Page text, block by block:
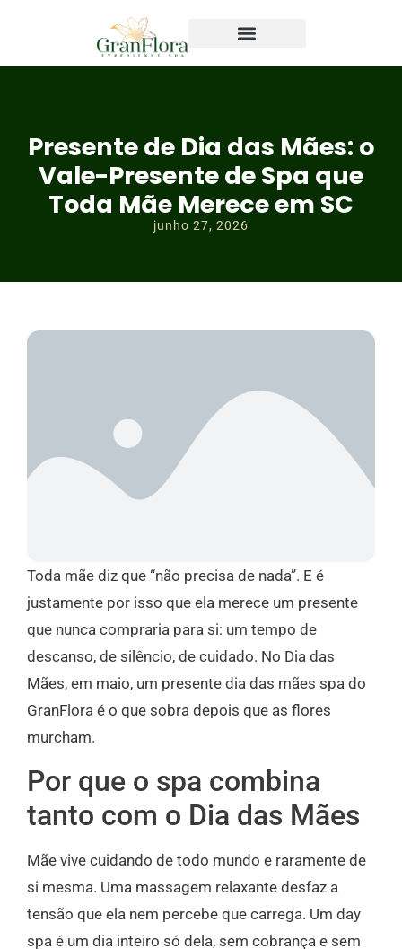
Presente de Dia das Mães: o
Vale-Presente de Spa que
Toda Mãe Merece em SC
junho 27, 2026
Toda mãe diz que “não precisa de nada”. E é
justamente por isso que ela merece um presente
que nunca compraria para si: um tempo de
descanso, de silêncio, de cuidado. No Dia das
Mães, em maio, um presente dia das mães spa do
GranFlora é o que sobra depois que as flores
murcham.
Por que o spa combina
tanto com o Dia das Mães
Mãe vive cuidando de todo mundo e raramente de
si mesma. Uma massagem relaxante desfaz a
tensão que ela nem percebe que carrega. Um day
spa é um dia inteiro só dela, sem cobrança e sem